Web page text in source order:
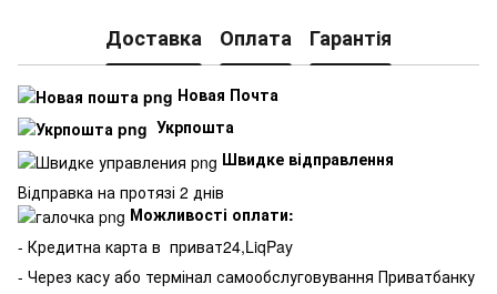
Доставка Оплата Гарантія
Новая Почта
Укрпошта
Швидке відправлення
Відправка на протязі 2 днів
Можливості оплати:
- Кредитна карта в приват24,LiqPay
- Через касу або термінал самообслуговування Приватбанку